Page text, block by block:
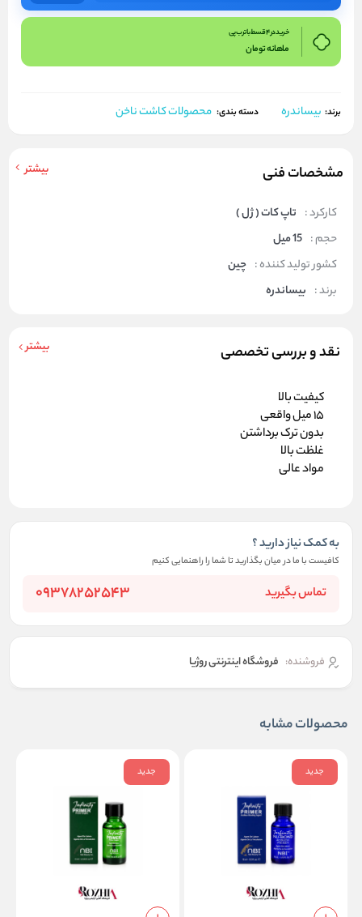
خرید در 4 قسط با ترب پی
ماهانهتومان
برند: بیساندره دسته بندی: محصولات کاشت ناخن
مشخصات فنی بیشتر
کارکرد : تاپ کات ( ژل )
حجم : 15 میل
کشور تولید کننده : چین
برند : بیساندره
نقد و بررسی تخصصی بیشتر
کیفیت بالا
15 میل واقعی
بدون ترک برداشتن
غلظت بالا
مواد عالی
به کمک نیاز دارید ؟
کافیست با ما در میان بگذارید تا شما را راهنمایی کنیم
تماس بگیرید 09378252543
فروشنده: فروشگاه اینترنتی روژیا
محصولات مشابه
جدید جدید